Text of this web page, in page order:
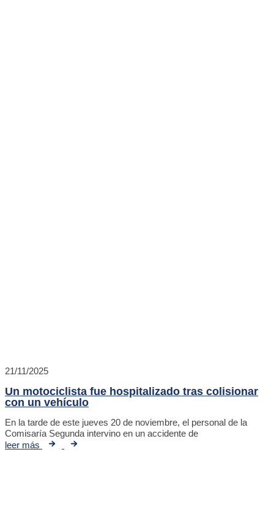
21/11/2025
Un motociclista fue hospitalizado tras colisionar
con un vehículo
En la tarde de este jueves 20 de noviembre, el personal de la
Comisaría Segunda intervino en un accidente de
leer más